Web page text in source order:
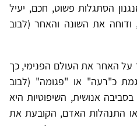
הסתגלות פשוט, חכם, יעיל
את השונה והאחר (לבוב
על האחר את העולם הפנימי, כך
כ"רעה" או "פגומה" (לבוב
מדובר בסביבה אנושית, השיפוטיות היא
התנהלות האדם, הקובעת את